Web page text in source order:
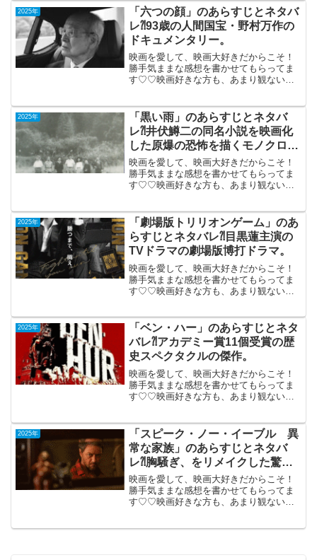
開（121分）2007年の新海誠の傑作アニ
メを...
2025年
「六つの顔」のあらすじとネタバ
レ⁈93歳の人間国宝・野村万作の
ドキュメンタリー。
映画を愛して、映画大好きだからこそ！
勝手気ままな感想を書かせてもらってま
す♡♡映画好きな方も、あまり観ない方
宝・野村万作のドキュメンタリー。650年
以上...
2025年
「黒い雨」のあらすじとネタバ
レ⁈井伏鱒二の同名小説を映画化
した原爆の恐怖を描くモノクロ作
品。
映画を愛して、映画大好きだからこそ！
勝手気ままな感想を書かせてもらってま
す♡♡映画好きな方も、あまり観ない方
した原爆の恐怖を描くモノクロ作品。昭
和20年...
2025年
「劇場版トリリオンゲーム」のあ
らすじとネタバレ⁈目黒蓮主演の
TVドラマの劇場版博打ドラマ。
映画を愛して、映画大好きだからこそ！
勝手気ままな感想を書かせてもらってま
す♡♡映画好きな方も、あまり観ない方
分）目黒蓮主演のTVドラマの劇場版博打
ドラマ...
2025年
「ベン・ハー」のあらすじとネタ
バレ⁈アカデミー賞11個受賞の歴
史スペクタクルの傑作。
映画を愛して、映画大好きだからこそ！
勝手気ままな感想を書かせてもらってま
す♡♡映画好きな方も、あまり観ない方
開（222分）アカデミー賞11個受賞の歴史
ス...
2025年
「スピーク・ノー・イーブル 異
常な家族」のあらすじとネタバ
レ⁈胸騒ぎ、をリメイクした驚愕
スリラー
映画を愛して、映画大好きだからこそ！
勝手気ままな感想を書かせてもらってま
す♡♡映画好きな方も、あまり観ない方